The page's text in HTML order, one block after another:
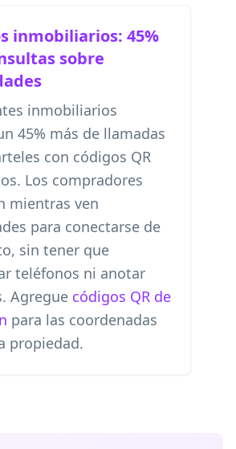
inmobiliarios: 45%
sobre
inmobiliarios
45% más de llamadas
con códigos QR
Los compradores
mientras ven
para conectarse de
sin tener que
teléfonos ni anotar
Agregue códigos QR de
para las coordenadas
propiedad.